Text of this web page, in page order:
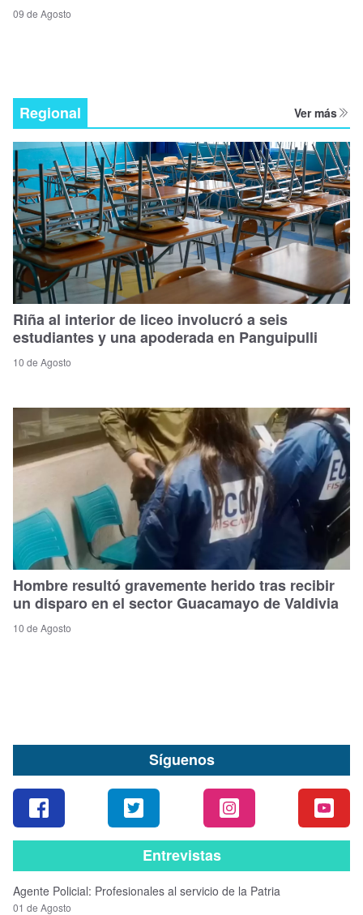
09 de Agosto
Regional Ver más
Riña al interior de liceo involucró a seis
estudiantes y una apoderada en Panguipulli
10 de Agosto
Hombre resultó gravemente herido tras recibir
un disparo en el sector Guacamayo de Valdivia
10 de Agosto
Síguenos
Entrevistas
Agente Policial: Profesionales al servicio de la Patria
01 de Agosto